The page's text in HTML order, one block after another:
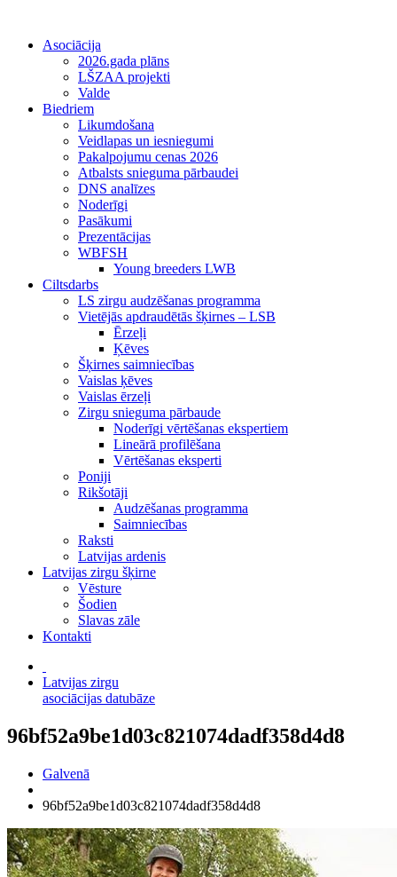
Asociācija
2026.gada plāns
LŠZAA projekti
Valde
Biedriem
Likumdošana
Veidlapas un iesniegumi
Pakalpojumu cenas 2026
Atbalsts snieguma pārbaudei
DNS analīzes
Noderīgi
Pasākumi
Prezentācijas
WBFSH
Young breeders LWB
Ciltsdarbs
LS zirgu audzēšanas programma
Vietējās apdraudētās šķirnes – LSB
Ērzeļi
Ķēves
Šķirnes saimniecības
Vaislas ķēves
Vaislas ērzeļi
Zirgu snieguma pārbaude
Noderīgi vērtēšanas ekspertiem
Lineārā profilēšana
Vērtēšanas eksperti
Poniji
Rikšotāji
Audzēšanas programma
Saimniecības
Raksti
Latvijas ardenis
Latvijas zirgu šķirne
Vēsture
Šodien
Slavas zāle
Kontakti
Latvijas zirgu
asociācijas datubāze
96bf52a9be1d03c821074dadf358d4d8
Galvenā
96bf52a9be1d03c821074dadf358d4d8